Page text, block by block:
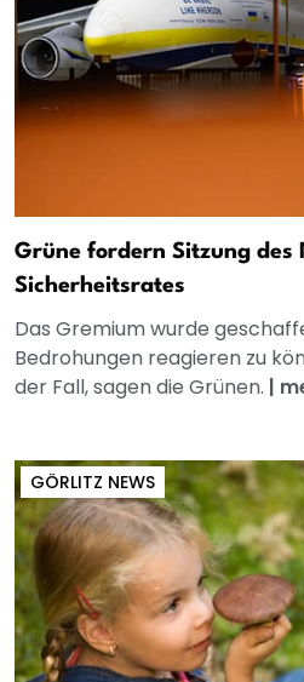
Grüne fordern Sitzung des
Sicherheitsrates
Das Gremium wurde
Bedrohungen reagieren zu
der Fall, sagen die Grünen. |
GÖRLITZ NEWS